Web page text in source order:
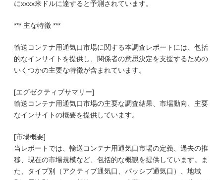
にxxxx米ドルに達すると予測されています。
*** 主な特徴 ***
輸送コンテナ用通気口市場に関する本調査レポートには、包括
的なインサイトを提供し、関係者の意思決定を支援するための
いくつかの主要な特徴が含まれています。
[エグゼクティブサマリー]
輸送コンテナ用通気口市場の主要な調査結果、市場動向、主要
なインサイトの概要を提供しています。
[市場概要]
当レポートでは、輸送コンテナ用通気口市場の定義、過去の推
移、現在の市場規模など、包括的な概観を提供しています。ま
た、タイプ別（アクティブ通気口、パッシブ通気口）、地域